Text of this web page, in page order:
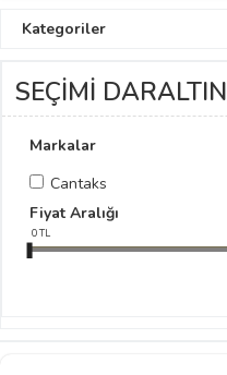
SEÇİMİ DARALTIN
Markalar
Cantaks
Fiyat Aralığı
0TL